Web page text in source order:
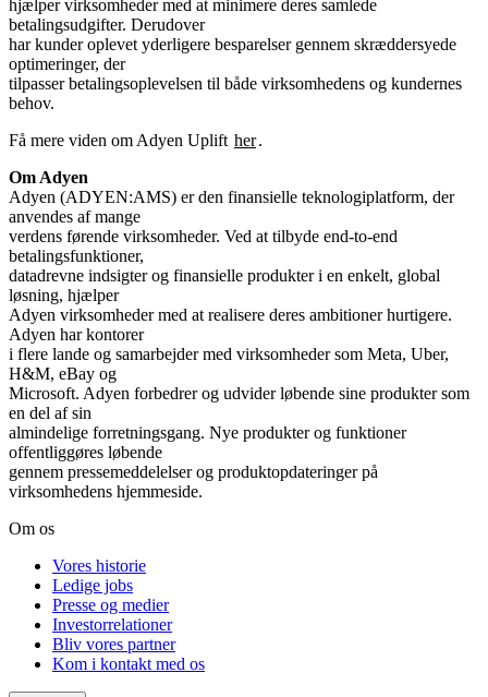
hjælper virksomheder med at minimere deres samlede
betalingsudgifter. Derudover
har kunder oplevet yderligere besparelser gennem skræddersyede
optimeringer, der
tilpasser betalingsoplevelsen til både virksomhedens og kundernes
Få mere viden om Adyen Uplift her.
Adyen (ADYEN:AMS) er den finansielle teknologiplatform, der
anvendes af mange
verdens førende virksomheder. Ved at tilbyde end-to-end
betalingsfunktioner,
datadrevne indsigter og finansielle produkter i en enkelt, global
løsning, hjælper
Adyen virksomheder med at realisere deres ambitioner hurtigere.
Adyen har kontorer
i flere lande og samarbejder med virksomheder som Meta, Uber,
H&M, eBay og
Microsoft. Adyen forbedrer og udvider løbende sine produkter som
en del af sin
almindelige forretningsgang. Nye produkter og funktioner
offentliggøres løbende
gennem pressemeddelelser og produktopdateringer på
virksomhedens hjemmeside.
Om os
Vores historie
Ledige jobs
Presse og medier
Investorrelationer
Bliv vores partner
Kom i kontakt med os